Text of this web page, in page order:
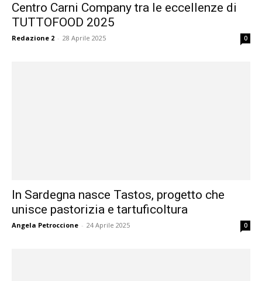
Centro Carni Company tra le eccellenze di
TUTTOFOOD 2025
Redazione 2 - 28 Aprile 2025 0
In Sardegna nasce Tastos, progetto che
unisce pastorizia e tartuficoltura
Angela Petroccione - 24 Aprile 2025 0